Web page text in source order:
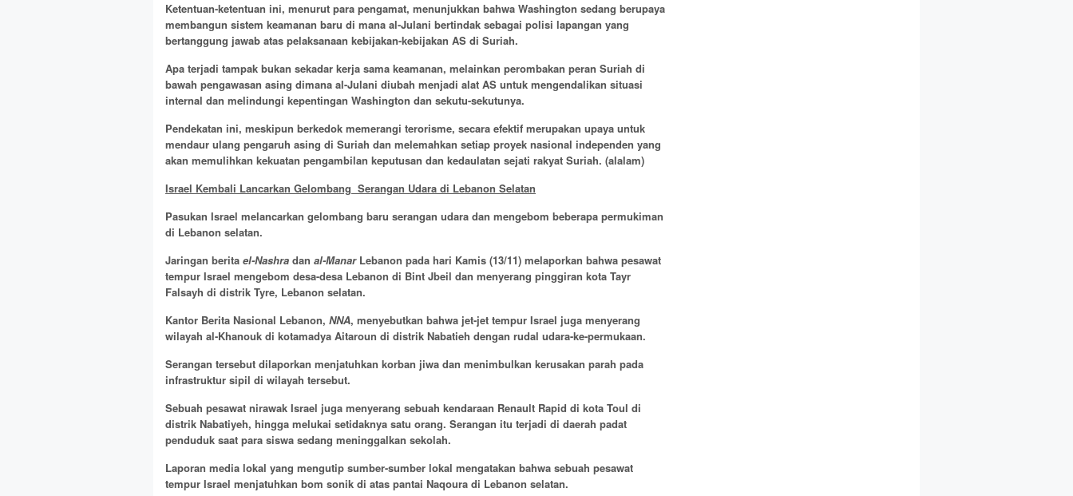
Ketentuan-ketentuan ini, menurut para pengamat, menunjukkan bahwa Washington sedang berupaya
membangun sistem keamanan baru di mana al-Julani bertindak sebagai polisi lapangan yang
bertanggung jawab atas pelaksanaan kebijakan-kebijakan AS di Suriah.
Apa terjadi tampak bukan sekadar kerja sama keamanan, melainkan perombakan peran Suriah di
bawah pengawasan asing dimana al-Julani diubah menjadi alat AS untuk mengendalikan situasi
internal dan melindungi kepentingan Washington dan sekutu-sekutunya.
Pendekatan ini, meskipun berkedok memerangi terorisme, secara efektif merupakan upaya untuk
mendaur ulang pengaruh asing di Suriah dan melemahkan setiap proyek nasional independen yang
akan memulihkan kekuatan pengambilan keputusan dan kedaulatan sejati rakyat Suriah. (alalam)
Israel Kembali Lancarkan Gelombang Serangan Udara di Lebanon Selatan
Pasukan Israel melancarkan gelombang baru serangan udara dan mengebom beberapa permukiman
di Lebanon selatan.
Jaringan berita el-Nashra dan al-ManarLebanon pada hari Kamis (13/11) melaporkan bahwa pesawat
tempur Israel mengebom desa-desa Lebanon di Bint Jbeil dan menyerang pinggiran kota Tayr
Falsayh di distrik Tyre, Lebanon selatan.
Kantor Berita Nasional Lebanon, NNA, menyebutkan bahwa jet-jet tempur Israel juga menyerang
wilayah al-Khanouk di kotamadya Aitaroun di distrik Nabatieh dengan rudal udara-ke-permukaan.
Serangan tersebut dilaporkan menjatuhkan korban jiwa dan menimbulkan kerusakan parah pada
infrastruktur sipil di wilayah tersebut.
Sebuah pesawat nirawak Israel juga menyerang sebuah kendaraan Renault Rapid di kota Toul di
distrik Nabatiyeh, hingga melukai setidaknya satu orang. Serangan itu terjadi di daerah padat
penduduk saat para siswa sedang meninggalkan sekolah.
Laporan media lokal yang mengutip sumber-sumber lokal mengatakan bahwa sebuah pesawat
tempur Israel menjatuhkan bom sonik di atas pantai Naqoura di Lebanon selatan.